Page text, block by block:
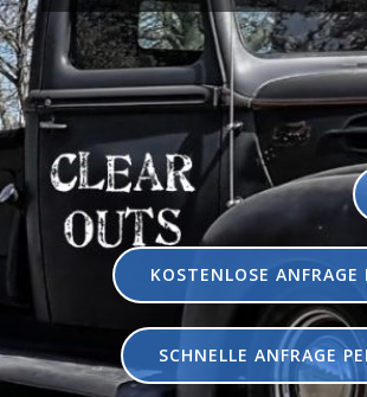
KOSTENLOSE ANFRAGE
SCHNELLE ANFRAGE